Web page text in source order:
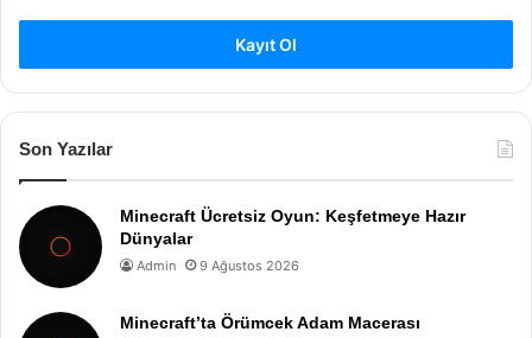
Kayıt Ol
Son Yazılar
Minecraft Ücretsiz Oyun: Keşfetmeye Hazır
Dünyalar
Admin 9 Ağustos 2026
Minecraft’ta Örümcek Adam Macerası